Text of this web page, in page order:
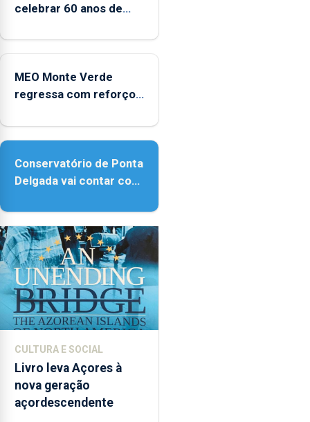
2022
2025
celebrar 60 anos de
Micaelense
MEO Monte Verde
regressa com reforço
Conservatório de Ponta
Delgada vai contar com
CULTURA E SOCIAL
Livro leva Açores à
nova geração
açordescendente